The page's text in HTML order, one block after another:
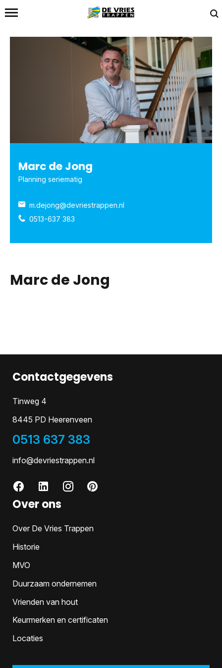
Marc de Jong
Marc de Jong
Planning seriematig
m.dejong@devriestrappen.nl
0513-637 383
Marc de Jong
Over ons
Over De Vries Trappen
Historie
MVO
Duurzaam ondernemen
Vrienden van hout
Keurmerken en certificaten
Locaties
Contactgegevens
Tinweg 4
8445 PD Heerenveen
0513 637 383
info@devriestrappen.nl